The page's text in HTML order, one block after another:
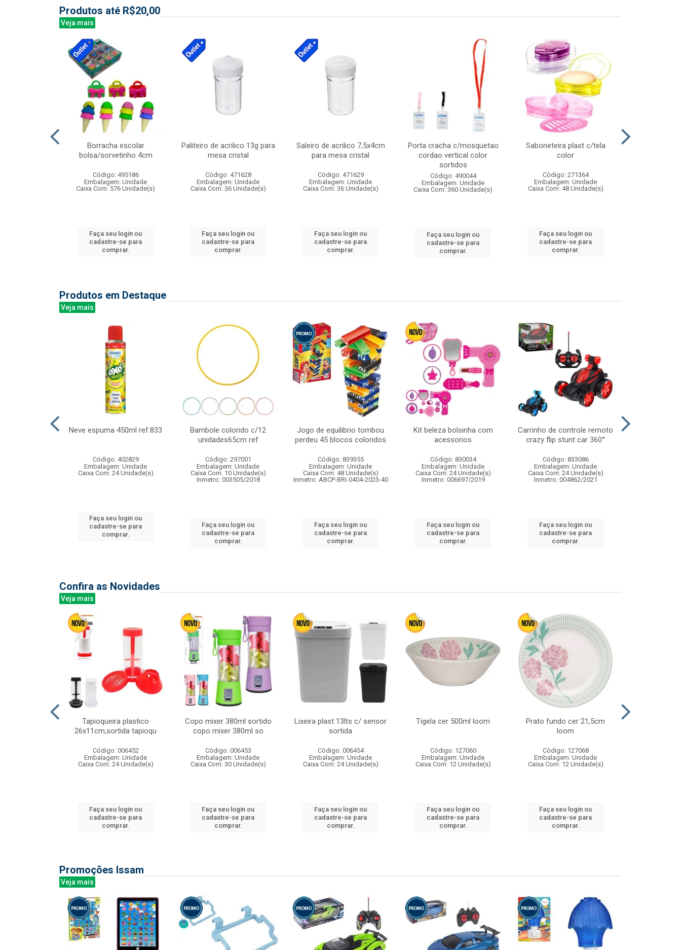
Produtos até R$20,00
Veja mais
Borracha escolar
bolsa/sorvetinho 4cm
Código: 495186
Embalagem: Unidade
Caixa Com: 576 Unidade(s)
Faça seu login ou
cadastre-se para
comprar.
Paliteiro de acrilico 13g para
mesa cristal
Código: 471628
Embalagem: Unidade
Caixa Com: 36 Unidade(s)
Faça seu login ou
cadastre-se para
comprar.
Saleiro de acrilico 7,5x4cm
para mesa cristal
Código: 471629
Embalagem: Unidade
Caixa Com: 36 Unidade(s)
Faça seu login ou
cadastre-se para
comprar.
Porta cracha c/mosquetao
cordao vertical color
sortidos
Código: 490044
Embalagem: Unidade
Caixa Com: 360 Unidade(s)
Faça seu login ou
cadastre-se para
comprar.
Saboneteira plast c/tela
color
Código: 271364
Embalagem: Unidade
Caixa Com: 48 Unidade(s)
Faça seu login ou
cadastre-se para
comprar.
Produtos em Destaque
Veja mais
Neve espuma 450ml ref:833
Código: 402829
Embalagem: Unidade
Caixa Com: 24 Unidade(s)
Faça seu login ou
cadastre-se para
comprar.
Bambole colorido c/12
unidades65cm ref
Código: 297001
Embalagem: Unidade
Caixa Com: 10 Unidade(s)
Inmetro: 003505/2018
Faça seu login ou
cadastre-se para
comprar.
Jogo de equilibrio tombou
perdeu 45 blocos coloridos
Código: 839355
Embalagem: Unidade
Caixa Com: 48 Unidade(s)
Inmetro: ABCP-BRI-0404-2023-40
Faça seu login ou
cadastre-se para
comprar.
Kit beleza bolsinha com
acessorios
Código: 830034
Embalagem: Unidade
Caixa Com: 24 Unidade(s)
Inmetro: 006697/2019
Faça seu login ou
cadastre-se para
comprar.
Carrinho de controle remoto
crazy flip stunt car 360°
Código: 833086
Embalagem: Unidade
Caixa Com: 24 Unidade(s)
Inmetro: 004862/2021
Faça seu login ou
cadastre-se para
comprar.
Confira as Novidades
Veja mais
Tapioqueira plastico
26x11cm,sortida tapioqu
Código: 006452
Embalagem: Unidade
Caixa Com: 24 Unidade(s)
Faça seu login ou
cadastre-se para
comprar.
Copo mixer 380ml sortido
copo mixer 380ml so
Código: 006453
Embalagem: Unidade
Caixa Com: 30 Unidade(s)
Faça seu login ou
cadastre-se para
comprar.
Lixeira plast 13lts c/ sensor
sortida
Código: 006454
Embalagem: Unidade
Caixa Com: 24 Unidade(s)
Faça seu login ou
cadastre-se para
comprar.
Tigela cer 500ml loom
Código: 127060
Embalagem: Unidade
Caixa Com: 12 Unidade(s)
Faça seu login ou
cadastre-se para
comprar.
Prato fundo cer 21,5cm
loom
Código: 127068
Embalagem: Unidade
Caixa Com: 12 Unidade(s)
Faça seu login ou
cadastre-se para
comprar.
Promoções Issam
Veja mais